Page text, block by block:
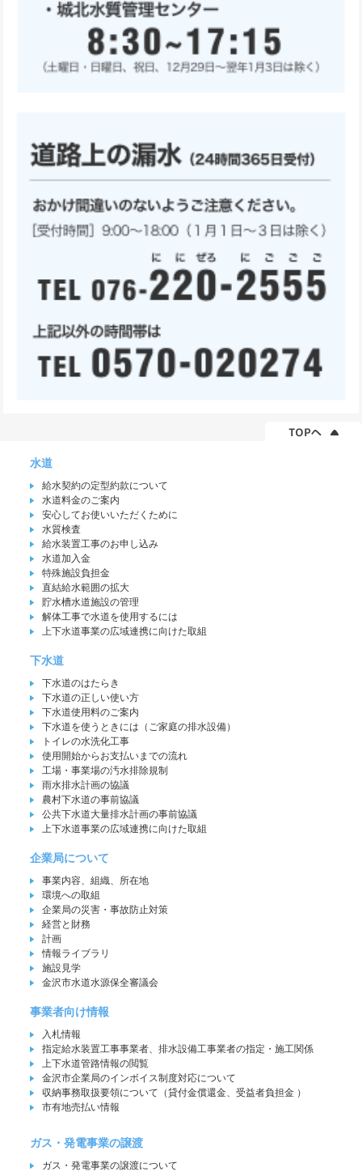
水道
給水契約の定型約款について
水道料金のご案内
安心してお使いいただくために
水質検査
給水装置工事のお申し込み
水道加入金
特殊施設負担金
直結給水範囲の拡大
貯水槽水道施設の管理
解体工事で水道を使用するには
上下水道事業の広域連携に向けた取組
下水道
下水道のはたらき
下水道の正しい使い方
下水道使用料のご案内
下水道を使うときには（ご家庭の排水設備）
トイレの水洗化工事
使用開始からお支払いまでの流れ
工場・事業場の汚水排除規制
雨水排水計画の協議
農村下水道の事前協議
公共下水道大量排水計画の事前協議
上下水道事業の広域連携に向けた取組
企業局について
事業内容、組織、所在地
環境への取組
企業局の災害・事故防止対策
経営と財務
計画
情報ライブラリ
施設見学
金沢市水道水源保全審議会
事業者向け情報
入札情報
指定給水装置工事事業者、排水設備工事業者の指定・施工関係
上下水道管路情報の閲覧
金沢市企業局のインボイス制度対応について
収納事務取扱要領について（貸付金償還金、受益者負担金 ）
市有地売払い情報
ガス・発電事業の譲渡
ガス・発電事業の譲渡について